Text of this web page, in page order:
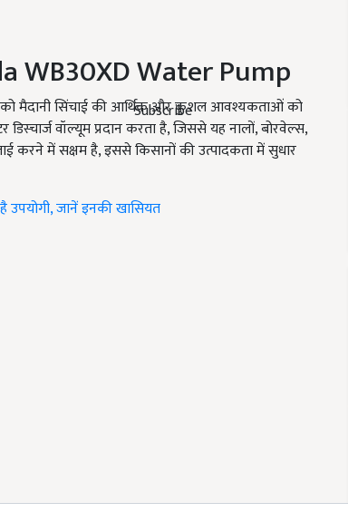
Subscribe
WB30XD Water Pump
मैदानी सिंचाई की आर्थिकऔर कुशल आवश्यकताओं को
डिस्चार्ज वॉल्यूम प्रदान करता है,जिससे यह नालों,बोरवेल्स,
करने में सक्षम है, इससे किसानों की उत्पादकता में सुधार
है उपयोगी, जानें इनकी खासियत